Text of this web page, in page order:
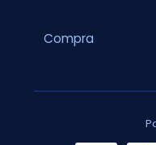
Compra